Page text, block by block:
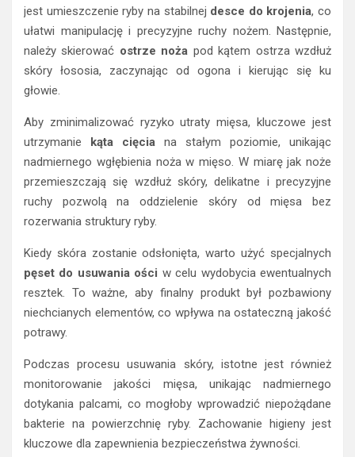
jest umieszczenie ryby na stabilnej desce do krojenia, co
ułatwi manipulację i precyzyjne ruchy nożem. Następnie,
należy skierować ostrze noża pod kątem ostrza wzdłuż
skóry łososia, zaczynając od ogona i kierując się ku
głowie.
Aby zminimalizować ryzyko utraty mięsa, kluczowe jest
utrzymanie
kąta cięcia na stałym poziomie, unikając
nadmiernego wgłębienia noża w mięso. W miarę jak noże
przemieszczają się wzdłuż skóry, delikatne i precyzyjne
ruchy pozwolą na oddzielenie skóry od mięsa bez
rozerwania struktury ryby.
Kiedy skóra zostanie odsłonięta, warto użyć specjalnych
pęset do usuwania ości w celu wydobycia ewentualnych
resztek. To ważne, aby finalny produkt był pozbawiony
niechcianych elementów, co wpływa na ostateczną jakość
potrawy.
Podczas procesu usuwania skóry, istotne jest również
monitorowanie jakości mięsa, unikając nadmiernego
dotykania palcami, co mogłoby wprowadzić niepożądane
bakterie na powierzchnię ryby. Zachowanie higieny jest
kluczowe dla zapewnienia bezpieczeństwa żywności.